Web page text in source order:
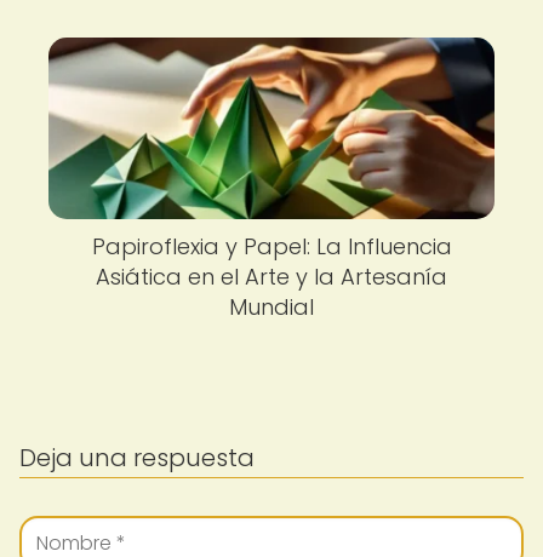
Papiroflexia y Papel: La Influencia
Asiática en el Arte y la Artesanía
Mundial
Deja una respuesta